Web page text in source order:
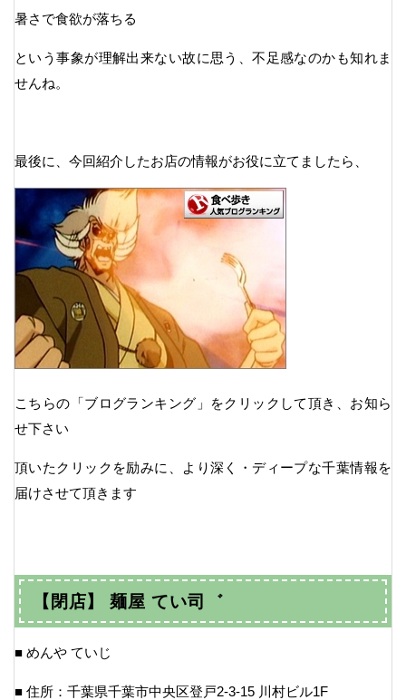
暑さで食欲が落ちる
という事象が理解出来ない故に思う、不足感なのかも知れま
せんね。
最後に、今回紹介したお店の情報がお役に立てましたら、
こちらの「ブログランキング」をクリックして頂き、お知ら
せ下さい
頂いたクリックを励みに、より深く・ディープな千葉情報を
届けさせて頂きます
【閉店】 麺屋 てい司゛
■ めんや ていじ
■ 住所：千葉県千葉市中央区登戸2-3-15 川村ビル1F